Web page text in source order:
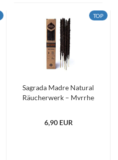
TOP
Sagrada Madre Natural
Räucherwerk – Myrrhe
6,90 EUR